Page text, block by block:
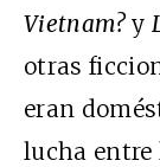
Vietnam?y
otras
eran
lucha entre